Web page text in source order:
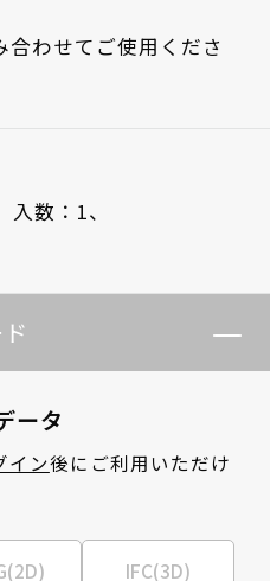
わせてご使用くださ
入数：1、
ータ
イン後にご利用いただけ
IFC(3D)